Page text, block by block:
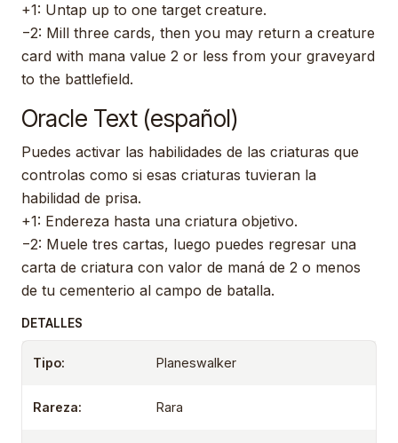
+1: Untap up to one target creature.
−2: Mill three cards, then you may return a creature
card with mana value 2 or less from your graveyard
to the battlefield.
Oracle Text (español)
Puedes activar las habilidades de las criaturas que
controlas como si esas criaturas tuvieran la
habilidad de prisa.
+1: Endereza hasta una criatura objetivo.
−2: Muele tres cartas, luego puedes regresar una
carta de criatura con valor de maná de 2 o menos
de tu cementerio al campo de batalla.
DETALLES
Tipo: Planeswalker
Rareza: Rara